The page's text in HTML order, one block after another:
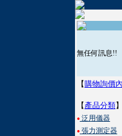
無任何訊息!!
【購物詢價
【 產品分類】
● 泛用儀器
● 張力測定器